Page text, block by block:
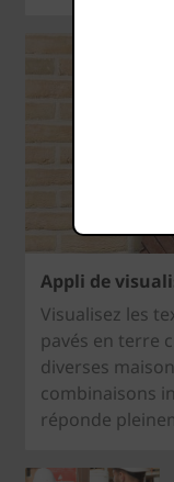
Appli de
Visualisez les
pavés en terre
diverses
combinaisons
réponde